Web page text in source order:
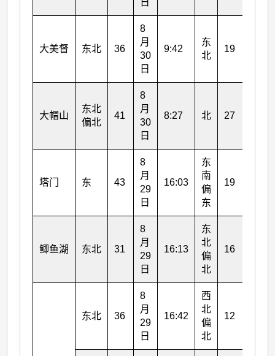
大美督 东北 36
8
月
30
日
9:42
东
北
19
大帽山
东北
偏北
41
8
月
30
日
8:27 北 27
塔门 东 43
8
月
29
日
16:03
东
南
偏
东
19
鲫鱼湖 东北 31
8
月
29
日
16:13
东
北
偏
北
16
东北 36
8
月
29
日
16:42
西
北
偏
北
12